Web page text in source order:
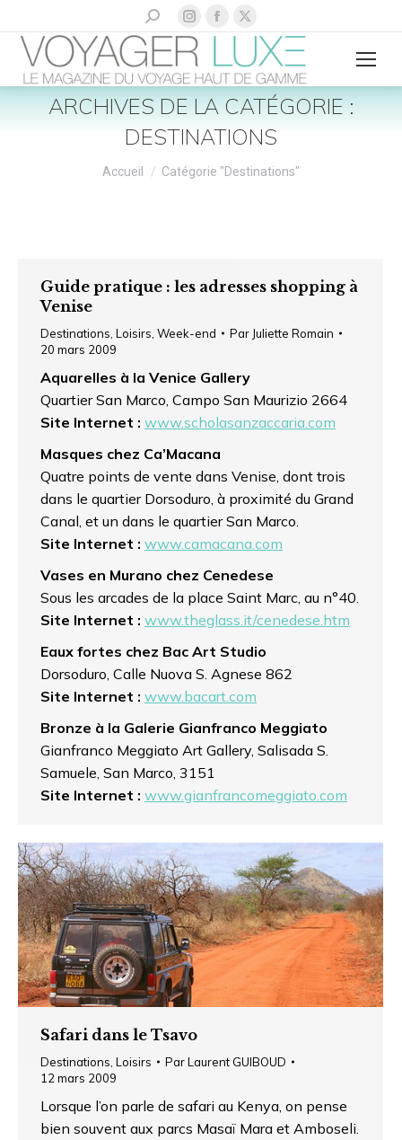
Recherche
page
Instagram
s'ouvre
dans
une
fenêtre
page
Facebook
s'ouvre
dans
une
fenêtre
page
X
s'ouvre
dans
une
fenêtre
ARCHIVES DE LA CATÉGORIE :
DESTINATIONS
Vous êtes ici :
Accueil Catégorie "Destinations"
Guide pratique : les adresses shopping à
Venise
Destinations Loisirs Week-end Par Juliette Romain
20 mars 2009
Aquarelles à la Venice Gallery
Quartier San Marco, Campo San Maurizio 2664
Site Internet : www.scholasanzaccaria.com
Masques chez Ca’Macana
Quatre points de vente dans Venise, dont trois
dans le quartier Dorsoduro, à proximité du Grand
Canal, et un dans le quartier San Marco.
Site Internet : www.camacana.com
Vases en Murano chez Cenedese
Sous les arcades de la place Saint Marc, au n°40.
Site Internet : www.theglass.it/cenedese.htm
Eaux fortes chez Bac Art Studio
Dorsoduro, Calle Nuova S. Agnese 862
Site Internet : www.bacart.com
Bronze à la Galerie Gianfranco Meggiato
Gianfranco Meggiato Art Gallery, Salisada S.
Samuele, San Marco, 3151
Site Internet : www.gianfrancomeggiato.com
Safari dans le Tsavo
Destinations Loisirs ParLaurent GUIBOUD
12 mars 2009
Lorsque l’on parle de safari au Kenya, on pense
bien souvent aux parcs Masaï Mara et Amboseli.